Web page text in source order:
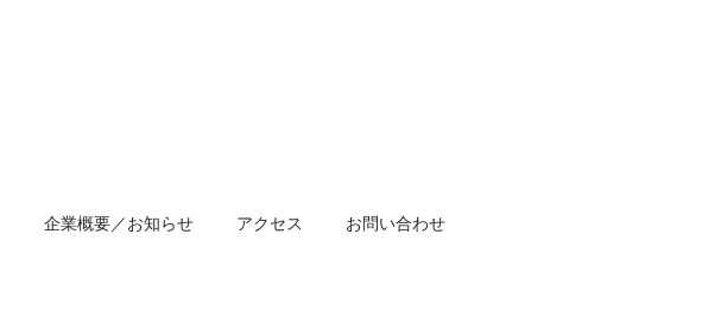
企業概要／お知らせ アクセス お問い合わせ